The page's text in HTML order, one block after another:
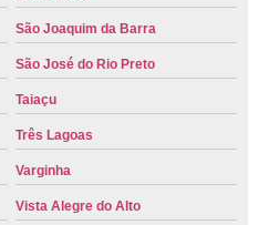
São Joaquim da Barra
São José do Rio Preto
Taiaçu
Três Lagoas
Varginha
Vista Alegre do Alto